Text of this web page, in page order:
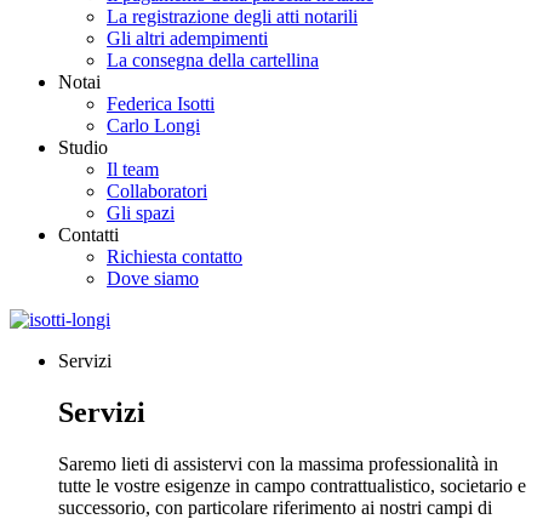
La registrazione degli atti notarili
Gli altri adempimenti
La consegna della cartellina
Notai
Federica Isotti
Carlo Longi
Studio
Il team
Collaboratori
Gli spazi
Contatti
Richiesta contatto
Dove siamo
Servizi
Servizi
Saremo lieti di assistervi con la massima professionalità in
tutte le vostre esigenze in campo contrattualistico, societario e
successorio, con particolare riferimento ai nostri campi di